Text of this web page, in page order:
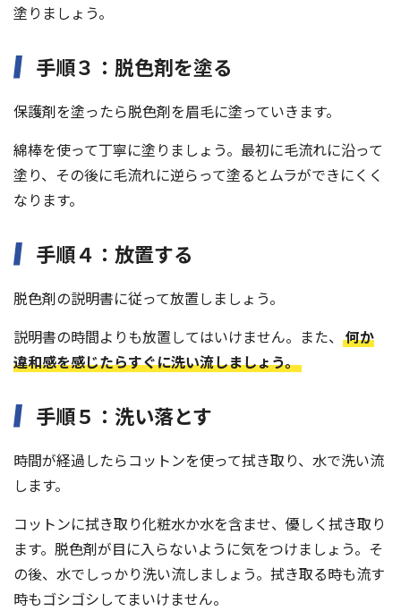
塗りましょう。
手順３：脱色剤を塗る
保護剤を塗ったら脱色剤を眉毛に塗っていきます。
綿棒を使って丁寧に塗りましょう。最初に毛流れに沿って
塗り、その後に毛流れに逆らって塗るとムラができにくく
なります。
手順４：放置する
脱色剤の説明書に従って放置しましょう。
説明書の時間よりも放置してはいけません。また、 何か
違和感を感じたらすぐに洗い流しましょう。
手順５：洗い落とす
時間が経過したらコットンを使って拭き取り、水で洗い流
します。
コットンに拭き取り化粧水か水を含ませ、優しく拭き取り
ます。脱色剤が目に入らないように気をつけましょう。そ
の後、水でしっかり洗い流しましょう。拭き取る時も流す
時もゴシゴシしてまいけません。